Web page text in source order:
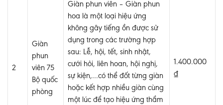
2
Giàn
phun
viên 75
Bộ quốc
phòng
Giàn phun viên – Giàn phun
hoa là một loại hiệu ứng
không gây tiếng ồn được sử
dụng trong các trường hợp
sau: Lễ, hội, tết, sinh nhật,
cưới hỏi, liên hoan, hội nghị,
sự kiện,…có thể đốt từng giàn
hoặc kết hợp nhiều giàn cùng
một lúc để tạo hiệu ứng thẩm
1.400.000
₫